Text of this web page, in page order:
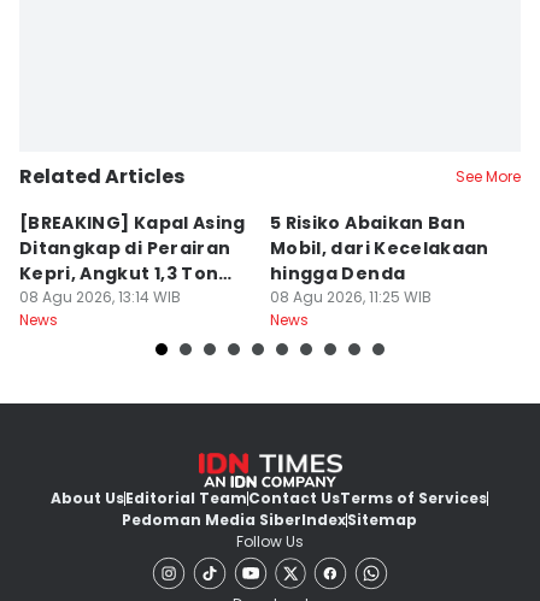
Related Articles See More
[BREAKING] Kapal Asing
Ditangkap di Perairan
Kepri, Angkut 1,3 Ton
Sabu
08 Agu 2026, 13:14 WIB
News
5 Risiko Abaikan Ban
Mobil, dari Kecelakaan
hingga Denda
08 Agu 2026, 11:25 WIB
News
About UsEditorial TeamContact UsTerms of Services
Pedoman Media SiberIndexSitemap
Follow Us